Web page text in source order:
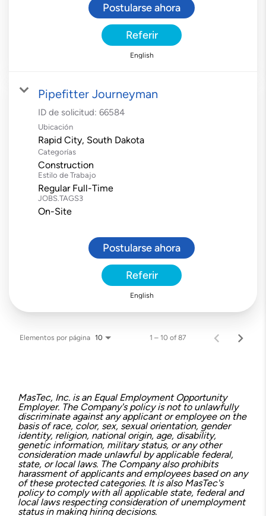
Postularse ahora
Referir
English
Pipefitter Journeyman
ID de solicitud: 66584
Ubicación
Categorías
Construction
Estilo de Trabajo
Regular Full-Time
JOBS.TAGS3
On-Site
Postularse ahora
Referir
English
Elementos por página 10 1 – 10 of 87
MasTec, Inc. is an Equal Employment Opportunity
Employer. The Company's policy is not to unlawfully
discriminate against any applicant or employee on the
basis of race, color, sex, sexual orientation, gender
identity, religion, national origin, age, disability,
genetic information, military status, or any other
consideration made unlawful by applicable federal,
state, or local laws. The Company also prohibits
harassment of applicants and employees based on any
of these protected categories. It is also MasTec's
policy to comply with all applicable state, federal and
local laws respecting consideration of unemployment
status in making hiring decisions.